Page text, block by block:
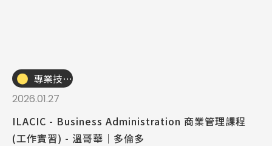
專業技職｜海外工讀
2026.01.27
ILACIC - Business Administration 商業管理課程
(工作實習) - 溫哥華｜多倫多